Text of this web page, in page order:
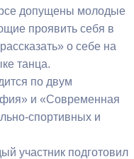
допущены молодые
проявить себя в
о себе на
танца.
по двум
и «Современная
спортивных и
участник подготовил